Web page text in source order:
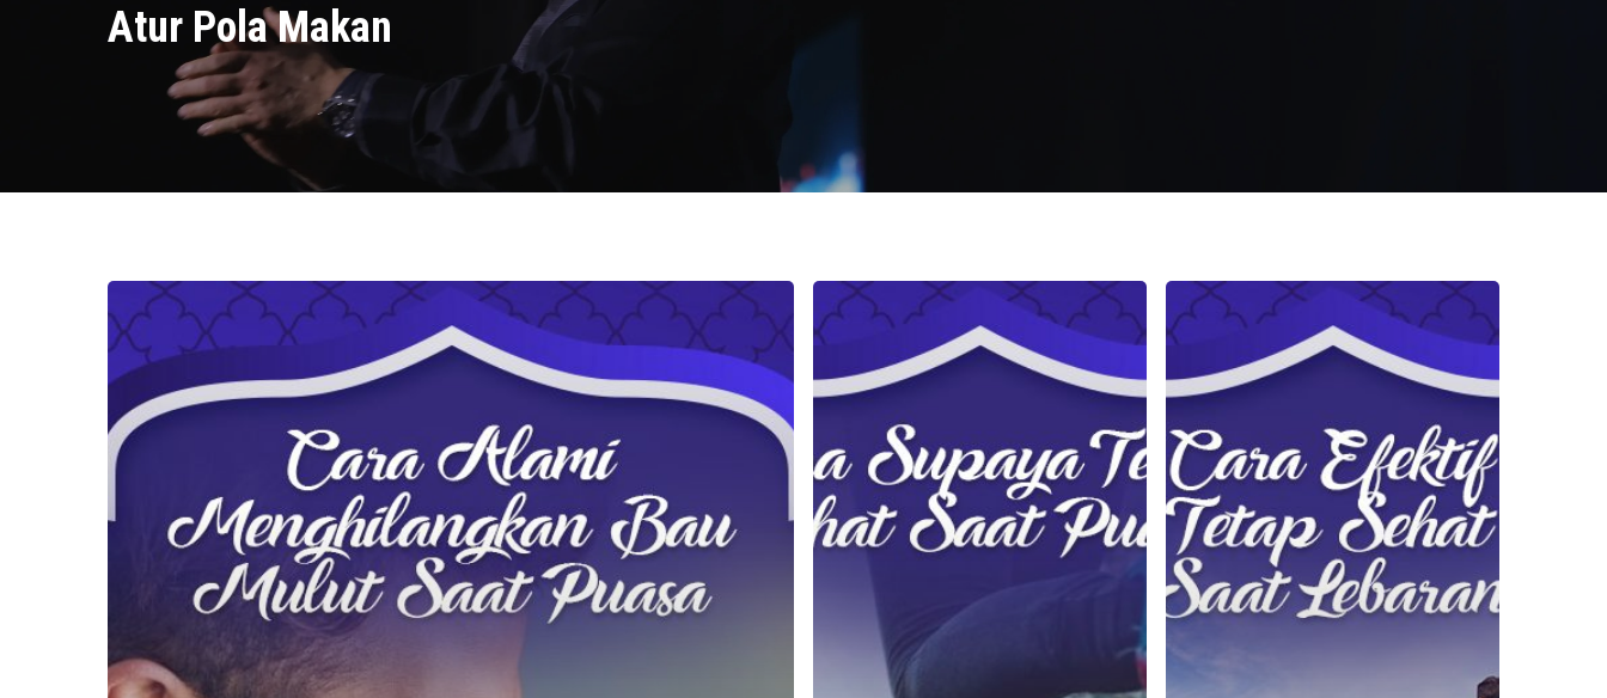
Atur Pola Makan
Cara
Alami
Menghilangkan
Bau
Mulut
Dia
Cara
Tetap
Sehat
Saat
Puasa
Cara
Agar
Sehat
Saat
Lebaran